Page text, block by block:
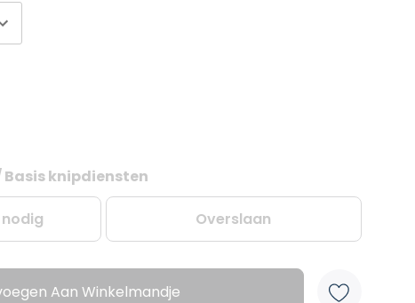
Basis knipdiensten
Overslaan
Aan Winkelmandje